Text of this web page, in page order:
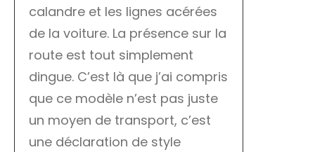
calandre et les lignes acérées
de la voiture. La présence sur la
route est tout simplement
dingue. C’est là que j’ai compris
que ce modèle n’est pas juste
un moyen de transport, c’est
une déclaration de style